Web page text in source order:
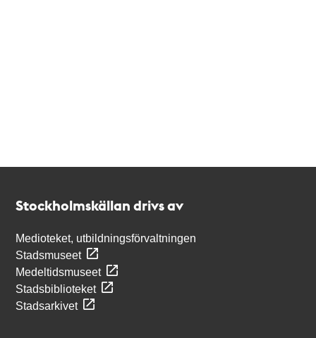
Stockholmskällan drivs av
Medioteket, utbildningsförvaltningen
Stadsmuseet
Medeltidsmuseet
Stadsbiblioteket
Stadsarkivet